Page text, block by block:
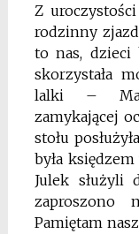
Z
rodzinny
to nas, dzieci
skorzystała
lalki –
zamykającej
stołu
była
Julek służyli
zaproszono
Pamiętam